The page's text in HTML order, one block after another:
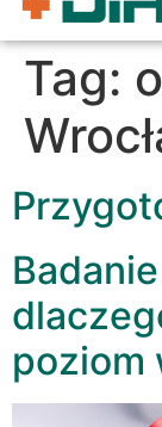
Tag:
poziom